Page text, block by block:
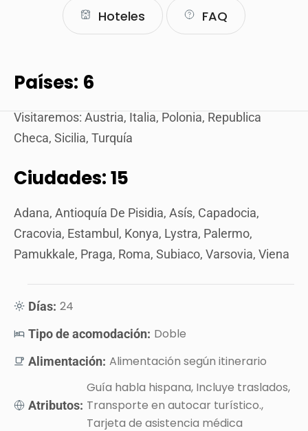
Hoteles FAQ
Países: 6
Visitaremos: Austria, Italia, Polonia, Republica
Checa, Sicilia, Turquía
Ciudades: 15
Adana, Antioquía De Pisidia, Asís, Capadocia,
Cracovia, Estambul, Konya, Lystra, Palermo,
Pamukkale, Praga, Roma, Subiaco, Varsovia, Viena
Días: 24
Tipo de acomodación: Doble
Alimentación: Alimentación según itinerario
Atributos:
Guía habla hispana, Incluye traslados,
Transporte en autocar turístico.,
Tarjeta de asistencia médica